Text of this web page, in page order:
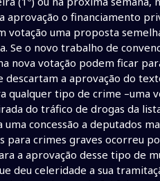
o financiamento
uma proposta
Se o novo trabalho de
nova votação podem ficar
a aprovação do
tipo de crime –uma
do tráfico de drogas da
concessão a deputados
crimes graves ocorreu
a aprovação desse tipo de
deu celeridade a sua